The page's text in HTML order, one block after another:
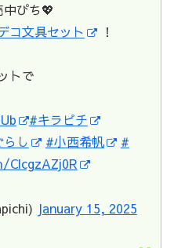
中ぴち💖
コ文具セット ！
トで
#キラピチ
し #小西希帆
#
ClcgzAZj0R
January 15, 2025